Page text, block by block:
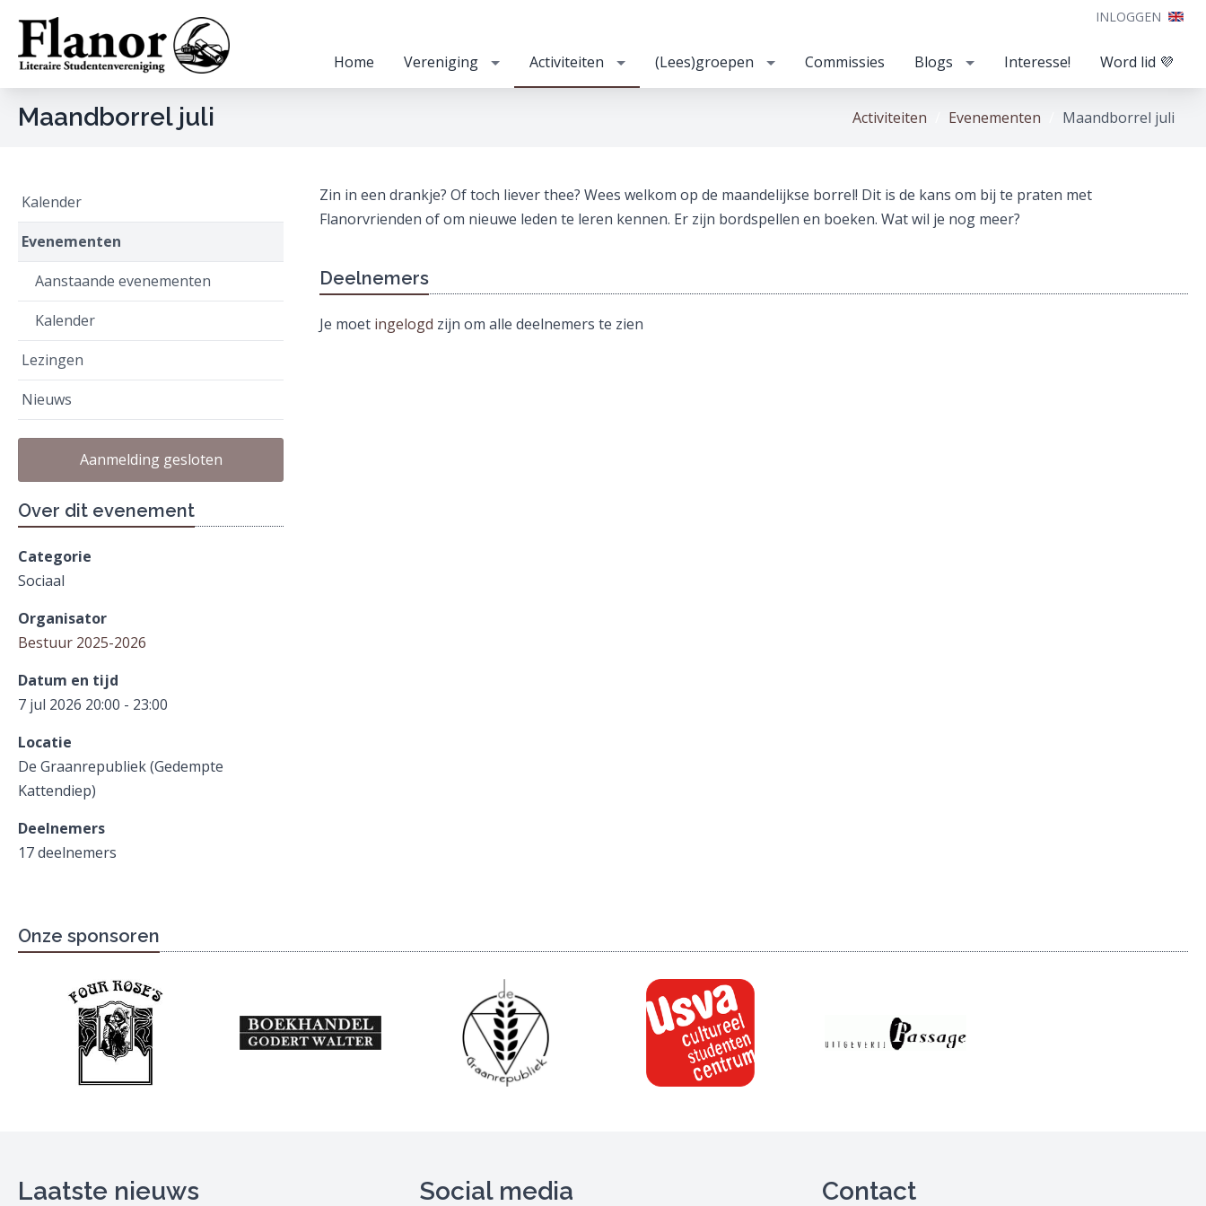
INLOGGEN
Home Vereniging Activiteiten (Lees)groepen Commissies Blogs Interesse! Word lid 💜
Activiteiten Evenementen Maandborrel juli
Maandborrel juli
Kalender
Evenementen
Aanstaande evenementen
Kalender
Lezingen
Nieuws
Aanmelding gesloten
Over dit evenement
Categorie
Sociaal
Organisator
Bestuur 2025-2026
Datum en tijd
7 jul 2026 20:00 - 23:00
Locatie
De Graanrepubliek (Gedempte
Kattendiep)
Deelnemers
17 deelnemers
Zin in een drankje? Of toch liever thee? Wees welkom op de maandelijkse borrel! Dit is de kans om bij te praten met
Flanorvrienden of om nieuwe leden te leren kennen. Er zijn bordspellen en boeken. Wat wil je nog meer?
Deelnemers
Je moet ingelogd zijn om alle deelnemers te zien
Onze sponsoren
Laatste nieuws Social media Contact